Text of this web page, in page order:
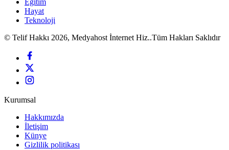
Eğitim
Hayat
Teknoloji
© Telif Hakkı 2026, Medyahost İnternet Hiz..Tüm Hakları Saklıdır
Kurumsal
Hakkımızda
İletişim
Künye
Gizlilik politikası